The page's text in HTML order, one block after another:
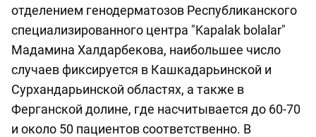
отделением генодерматозов Республиканского
специализированного центра "Kapalak bolalar"
Мадамина Халдарбекова, наибольшее число
случаев фиксируется в Кашкадарьинской и
Сурхандарьинской областях, а также в
Ферганской долине, где насчитывается до 60-70
и около 50 пациентов соответственно. В